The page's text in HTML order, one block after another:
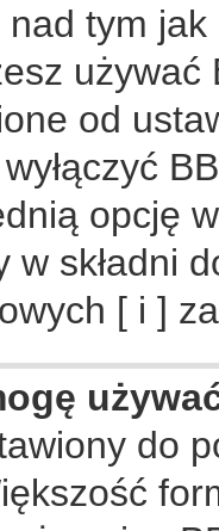
nad tym
używać
od
opcję
w składni
[ i ]
do